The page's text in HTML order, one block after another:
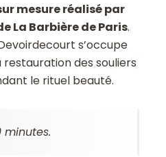
mesure réalisé par
La Barbière de Paris.
s’occupe
des souliers
le rituel beauté.
minutes.